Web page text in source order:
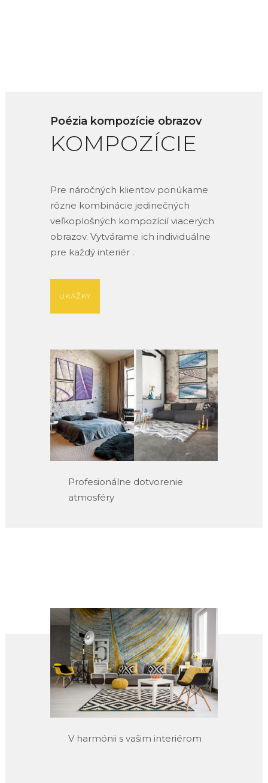
Poézia kompozície obrazov
KOMPOZÍCIE
Pre náročných klientov ponúkame
rôzne kombinácie jedinečných
veľkoplošných kompozícií viacerých
obrazov. Vytvárame ich individuálne
pre každý interiér .
UKÁŽKY
Profesionálne dotvorenie
atmosféry
V harmónii s vašim interiérom